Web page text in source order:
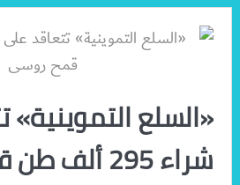
«السلع
شراء 295 ألف طن قمح روسى